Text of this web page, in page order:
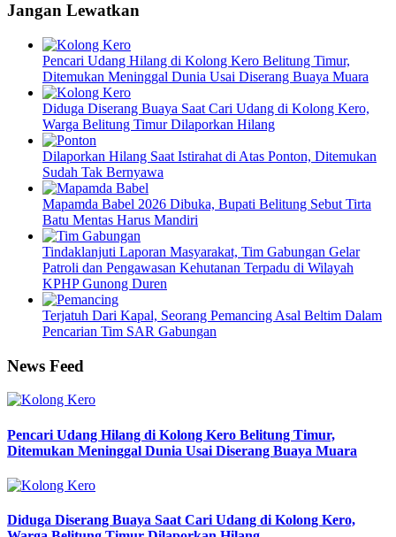
Jangan Lewatkan
Pencari Udang Hilang di Kolong Kero Belitung Timur,
Ditemukan Meninggal Dunia Usai Diserang Buaya Muara
Diduga Diserang Buaya Saat Cari Udang di Kolong Kero,
Warga Belitung Timur Dilaporkan Hilang
Dilaporkan Hilang Saat Istirahat di Atas Ponton, Ditemukan
Sudah Tak Bernyawa
Mapamda Babel 2026 Dibuka, Bupati Belitung Sebut Tirta
Batu Mentas Harus Mandiri
Tindaklanjuti Laporan Masyarakat, Tim Gabungan Gelar
Patroli dan Pengawasan Kehutanan Terpadu di Wilayah
KPHP Gunong Duren
Terjatuh Dari Kapal, Seorang Pemancing Asal Beltim Dalam
Pencarian Tim SAR Gabungan
News Feed
Pencari Udang Hilang di Kolong Kero Belitung Timur,
Ditemukan Meninggal Dunia Usai Diserang Buaya Muara
Diduga Diserang Buaya Saat Cari Udang di Kolong Kero,